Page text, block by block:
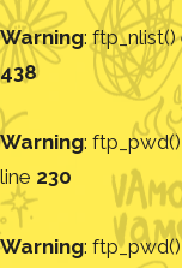
Warning:
438
Warning:
line 230
Warning: